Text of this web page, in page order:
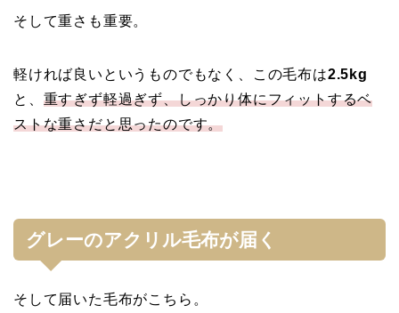
そして重さも重要。
軽ければ良いというものでもなく、この毛布は2.5kg
と、 重すぎず軽過ぎず、しっかり体にフィットするベ
ストな重さだと思ったのです。
グレーのアクリル毛布が届く
そして届いた毛布がこちら。